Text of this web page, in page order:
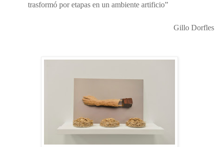
trasformó por etapas en un ambiente artificio”
Gillo Dorfles